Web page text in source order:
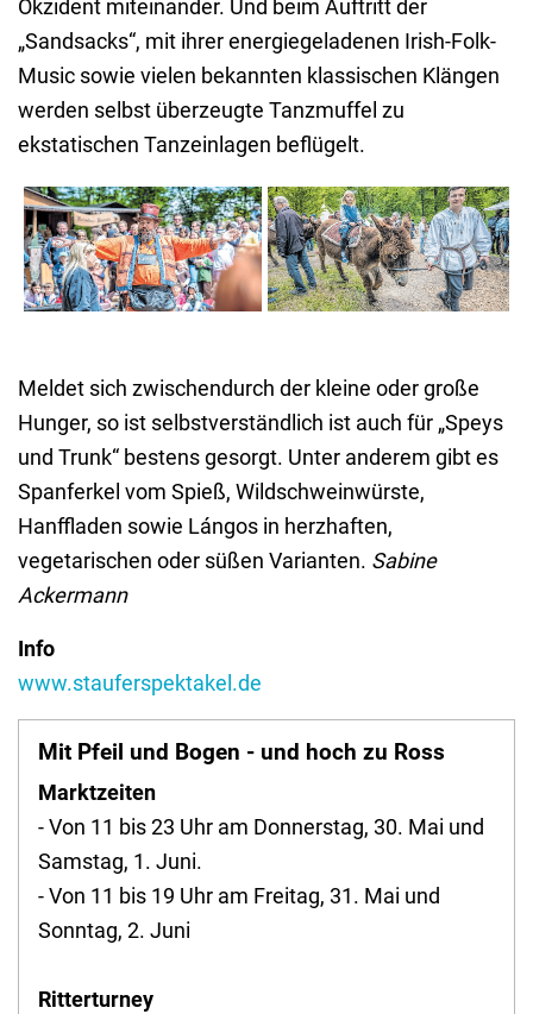
Okzident miteinander. Und beim Auftritt der
„Sandsacks“, mit ihrer energiegeladenen Irish-Folk-
Music sowie vielen bekannten klassischen Klängen
werden selbst überzeugte Tanzmuffel zu
ekstatischen Tanzeinlagen beflügelt.
Meldet sich zwischendurch der kleine oder große
Hunger, so ist selbstverständlich ist auch für „Speys
und Trunk“ bestens gesorgt. Unter anderem gibt es
Spanferkel vom Spieß, Wildschweinwürste,
Hanffladen sowie Lángos in herzhaften,
vegetarischen oder süßen Varianten. Sabine
Ackermann
Info
www.stauferspektakel.de
Mit Pfeil und Bogen - und hoch zu Ross
Marktzeiten
- Von 11 bis 23 Uhr am Donnerstag, 30. Mai und
Samstag, 1. Juni.
- Von 11 bis 19 Uhr am Freitag, 31. Mai und
Sonntag, 2. Juni
Ritterturney